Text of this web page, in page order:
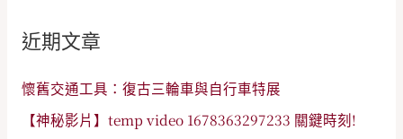
字
近期文章
懷舊交通工具：復古三輪車與自行車特展
【神秘影片】temp video 1678363297233 關鍵時刻!